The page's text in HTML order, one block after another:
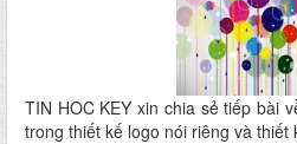
TIN HOC KEY xin chia sẻ tiếp bài
trong thiết kế logo nói riêng và thiết